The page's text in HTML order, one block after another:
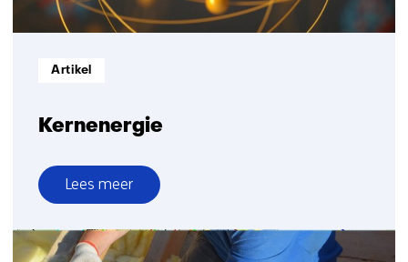
structureel
extra
nodig
Kernenergie
Informatietype:
Artikel
Lees meer
over
Kernenergie